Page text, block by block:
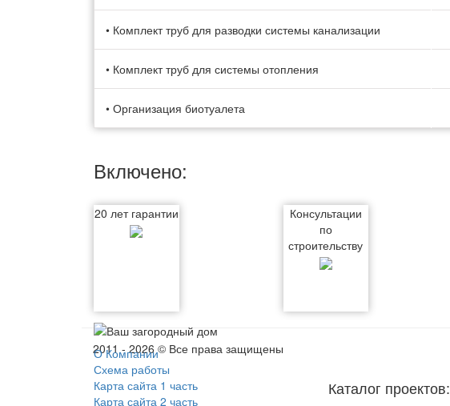
• Комплект труб для разводки системы канализации
• Комплект труб для системы отопления
• Организация биотуалета
Включено:
20 лет гарантии
Консультации
по
строительству
2011 - 2026 © Все права защищены
О Компании
Схема работы
Карта сайта 1 часть
Карта сайта 2 часть
Каталог проектов: